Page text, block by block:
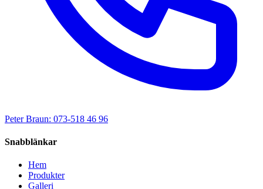
Peter Braun: 073-518 46 96
Snabblänkar
Hem
Produkter
Galleri